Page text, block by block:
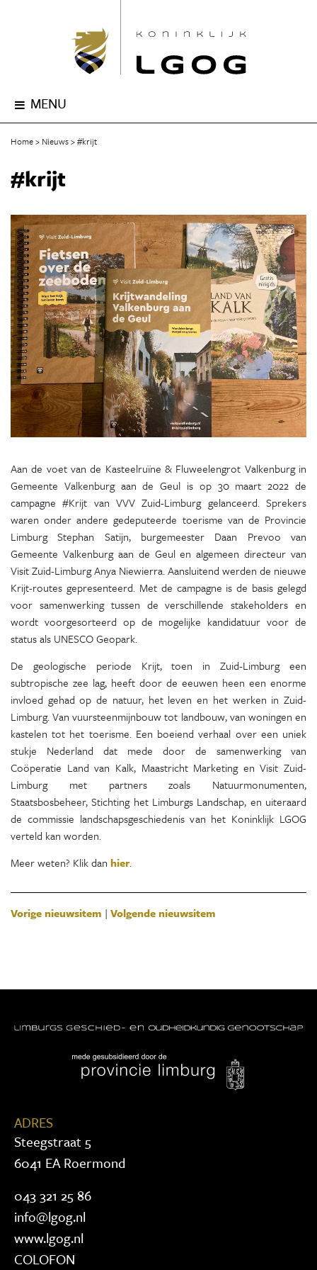
MENU
Home Nieuws #krijt
#krijt
Aan de voet van de Kasteelruïne & Fluweelengrot Valkenburg in
Gemeente Valkenburg aan de Geul is op 30 maart 2022 de
campagne #Krijt van VVV Zuid-Limburg gelanceerd. Sprekers
waren onder andere gedeputeerde toerisme van de Provincie
Limburg Stephan Satijn, burgemeester Daan Prevoo van
Gemeente Valkenburg aan de Geul en algemeen directeur van
Visit Zuid-Limburg Anya Niewierra. Aansluitend werden de nieuwe
Krijt-routes gepresenteerd. Met de campagne is de basis gelegd
voor samenwerking tussen de verschillende stakeholders en
wordt voorgesorteerd op de mogelijke kandidatuur voor de
status als UNESCO Geopark.
De geologische periode Krijt, toen in Zuid-Limburg een
subtropische zee lag, heeft door de eeuwen heen een enorme
invloed gehad op de natuur, het leven en het werken in Zuid-
Limburg. Van vuursteenmijnbouw tot landbouw, van woningen en
kastelen tot het toerisme. Een boeiend verhaal over een uniek
stukje Nederland dat mede door de samenwerking van
Coöperatie Land van Kalk, Maastricht Marketing en Visit Zuid-
Limburg met partners zoals Natuurmonumenten,
Staatsbosbeheer, Stichting het Limburgs Landschap, en uiteraard
de commissie landschapsgeschiedenis van het Koninklijk LGOG
verteld kan worden.
Meer weten? Klik dan hier.
Vorige nieuwsitem | Volgende nieuwsitem
ADRES
Steegstraat 5
6041 EA Roermond
043 321 25 86
info@lgog.nl
www.lgog.nl
COLOFON